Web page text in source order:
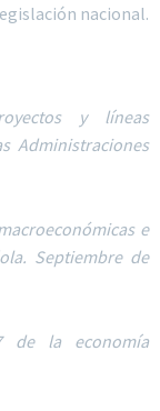
nacional.
y líneas
Administraciones
e
Septiembre de
de la economía